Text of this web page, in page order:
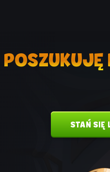
POSZUKUJĘ
STAŃ SIĘ